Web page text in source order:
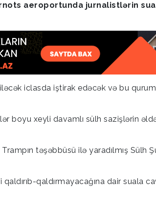
aeroportunda jurnalistlərin
iclasda iştirak edəcək və bu
boyu xeyli davamlı sülh sazişlərin
təşəbbüsü ilə yaradılmış Sülh
qaldırmayacağına dair suala